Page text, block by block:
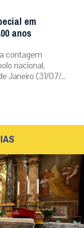
em
anos
contagem
nacional,
Janeiro (31/07/...